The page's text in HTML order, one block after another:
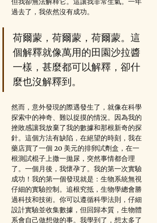
過去了，我依然沒有成功。
荷爾蒙，荷爾蒙，荷爾蒙。這
個解釋就像萬用的田園沙拉醬
一樣，甚麼都可以解釋，卻什
麼也沒解釋到。
然而，意外發現的際遇發生了，就像在科學
探索中的神奇、難以捉摸的情況。因為我的
挫敗感讓我放棄了我的數據和那根新奇的探
針。這個方法有缺陷，在絕望的時刻，我在
藥店買了一個 20 美元的排卵試劑盒，在一
根測試棍子上撒一拋尿，突然事情都合理
了。一個月後，我懷孕了。我的第一次實驗
成功！我的第一個發現就是：生物系統無視
仔細的實驗控制。追根究抵，生物學總會勝
過科技和技術。你可以遵循科學法則，仔細
設計實驗並收集數據，但回歸本質，生物體
系會自己做想做的事。我學到了，想太多了